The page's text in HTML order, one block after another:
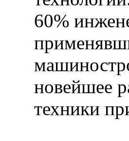
60%
новейшее
техники